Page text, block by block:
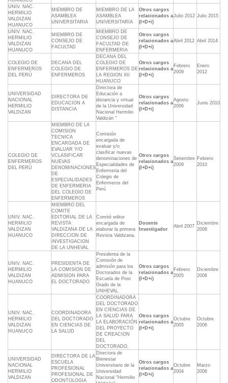
UNIV. NAC.
HERMILIO
VALDIZAN
HUANUCO
MIEMBRO DE
ASAMBLEA
UNIVERSITARIA
MIEMBRO DE LA
ASAMBLEA
UNIVERSITARIA
Otros cargos
relacionados a
(I+D+i)
Julio 2012 Julio 2015
UNIV. NAC.
HERMILIO
VALDIZAN
HUANUCO
MIEMBRO DE
CONSEJO DE
FACULTAD
MIEMBRO DE
CONSEJO DE
FACULTAD DE
ENFERMERIA
Otros cargos
relacionados a
(I+D+i)
Abril 2012 Abril 2014
COLEGIO DE
ENFERMEROS
DEL PERÚ
DECANA DEL
COLEGIO DE
ENFERMEROS
DECANA DEL
COLEGIO DE
ENFERMEROS DE
LA REGION XII
HUANUCO
Otros cargos
relacionados a
(I+D+i)
Febrero
2009
Enero
2012
UNIVERSIDAD
NACIONAL
HERMILIO
VALDIZAN
DIRECTORA DE
EDUCACION A
DISTANCIA
Directora de
Educación a
distancia y virtual
de la Universidad
Nacional Hermilio
Valdizán "
Otros cargos
relacionados a
(I+D+i)
Agosto
2006
Junio 2010
COLEGIO DE
ENFERMEROS
DEL PERÚ
MIEMBRO DE LA
COMISION
TECNICA
ENCARGADA DE
EVALUAR Y/O
VCLASIFICAR
NUEVAS
DENOMINACIONES
DE
ESPECIALIDADES
DE ENFERMERIA
DEL COLEGIO DE
ENFERMEROS
Comisión
encargada de
evaluar y/o
clasificar nuevas
denominaciones de
Especialidades de
Enfermeria del
Colegio de
Enfermeros del
Perú
Otros cargos
relacionados a
(I+D+i)
Setiembre
2009
Febrero
2010
UNIV. NAC.
HERMILIO
VALDIZAN
HUANUCO
MIEMBRO DEL
COMITE
EDITORIAL DE LA
REVISTA
VALDIZANA DE LA
DIRECCION DE
INVESTIGACION
DE LA UNHEVAL
Comité editor
encargada de
elaborar la primera
Revista Valdizana.
Docente
Investigador
Abril 2007
Diciembre
2008
UNIV. NAC.
HERMILIO
VALDIZAN
HUANUCO
PRESIDENTA DE
LA COMISION DE
ADMISION PARA
EL DOCTORADO
Presidenta de la
Comisión de
admisión para los
Doctorados de la
Escuela de Post
Grado de la
UNHEVAL.
Otros cargos
relacionados a
(I+D+i)
Febrero
2005
Diciembre
2006
UNIV. NAC.
HERMILIO
VALDIZAN
HUANUCO
COORDINADORA
DEL DOCTORADO
EN CIENCIAS DE
LA SALUD
COORDINADORA
DEL DOCTORADO
EN CIENCIAS DE
LA SALUD PARA
LA ELABORACIÓN
DEL PROYECTO
DE CREACION
DEL
DOCTORADO.
Otros cargos
relacionados a
(I+D+i)
Octubre
2005
Octubre
2006
UNIVERSIDAD
NACIONAL
HERMILIO
VALDIZAN
DIRECTORA DE LA
ESCUELA
PROFESIONAL
PROFESIONAL DE
ODONTOLOGIA
Directora de
Bienestar
Universitario de la
Universidad
Nacional "Hermilio
Otros cargos
relacionados a
(I+D+i)
Octubre
2004
Marzo
2006